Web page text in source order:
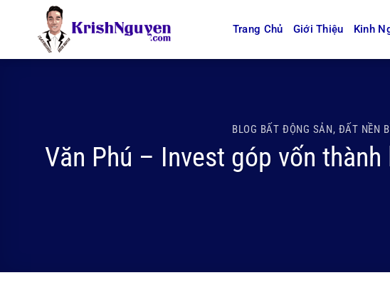
Trang Chủ Giới Thiệu Kinh
BLOG BẤT ĐỘNG SẢN, ĐẤT NỀN
Văn Phú – Invest góp vốn